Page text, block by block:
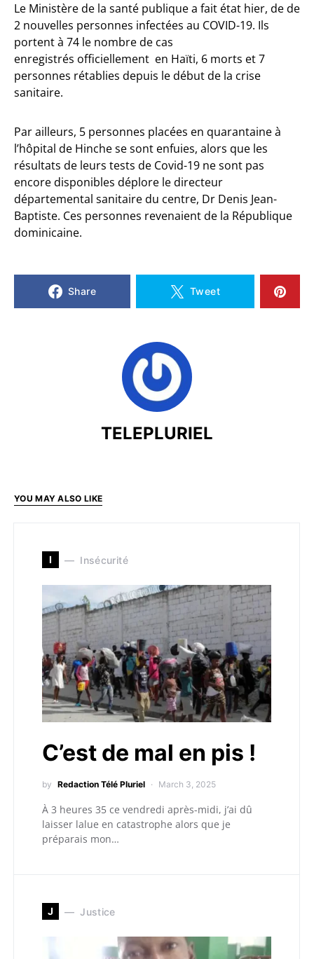
Le Ministère de la santé publique a fait état hier, de de
2 nouvelles personnes infectées au COVID-19. Ils
portent à 74 le nombre de cas
enregistrés officiellement en Haïti, 6 morts et 7
personnes rétablies depuis le début de la crise
sanitaire.
Par ailleurs, 5 personnes placées en quarantaine à
l’hôpital de Hinche se sont enfuies, alors que les
résultats de leurs tests de Covid-19 ne sont pas
encore disponibles déplore le directeur
départemental sanitaire du centre, Dr Denis Jean-
Baptiste. Ces personnes revenaient de la République
dominicaine.
Share Tweet
TELEPLURIEL
YOU MAY ALSO LIKE
I Insécurité
C’est de mal en pis !
by Redaction Télé Pluriel March 3, 2025
À 3 heures 35 ce vendredi après-midi, j’ai dû
laisser lalue en catastrophe alors que je
préparais mon…
J Justice